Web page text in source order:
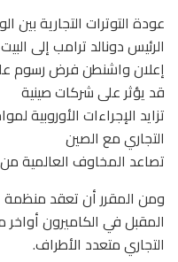
عودة التوترات التجارية بين
الرئيس دونالد ترامب إلى
إعلان واشنطن فرض رسوم
قد يؤثر على شركات صينية
تزايد الإجراءات الأوروبية
التجاري مع الصين
تصاعد المخاوف العالمية من
ومن المقرر أن تعقد منظمة
المقبل في الكاميرون
التجاري متعدد الأطراف.